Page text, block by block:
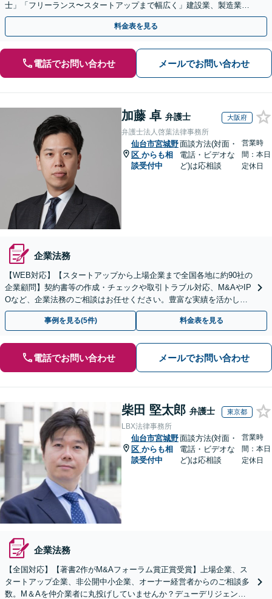
士」「フリーランス〜スタートアップまで幅広く」建設業、製造業、
不動産業、飲食業、IT業、介護・福祉など
料金表を見る
電話でお問い合わせ メールでお問い合わせ
加藤 卓 弁護士 大阪府
弁護士法人啓葉法律事務所
仙台市宮城野
区 からも相
談受付中
面談方法(対面・
電話・ビデオな
ど)は応相談
営業時
間：本日
定休日
企業法務
【WEB対応】【スタートアップから上場企業まで全国各地に約90社の
企業顧問】契約書等の作成・チェックや取引トラブル対応、M&AやIP
Oなど、企業法務のご相談はお任せください。豊富な実績を活かし的
確に対応を進めてまいります。
事例を見る(5件) 料金表を見る
電話でお問い合わせ メールでお問い合わせ
柴田 堅太郎 弁護士 東京都
LBX法律事務所
仙台市宮城野
区 からも相
談受付中
面談方法(対面・
電話・ビデオな
ど)は応相談
営業時
間：本日
定休日
企業法務
【全国対応】【著書2作がM&Aフォーラム賞正賞受賞】上場企業、ス
タートアップ企業、非公開中小企業、オーナー経営者からのご相談多
数。M＆Aを仲介業者に丸投げしていませんか？デューデリジェンス